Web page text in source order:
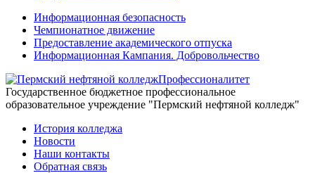
Информационная безопасность
Чемпионатное движение
Предоставление академического отпуска
Информационная Кампания. Добровольчество
Профессионалитет
Государственное бюджетное профессиональное
образовательное учреждение "Пермский нефтяной колледж"
История колледжа
Новости
Наши контакты
Обратная связь